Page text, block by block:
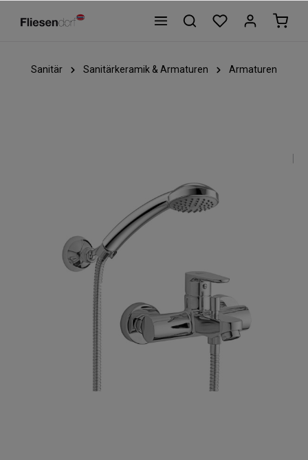
Sanitär Sanitärkeramik & Armaturen Armaturen